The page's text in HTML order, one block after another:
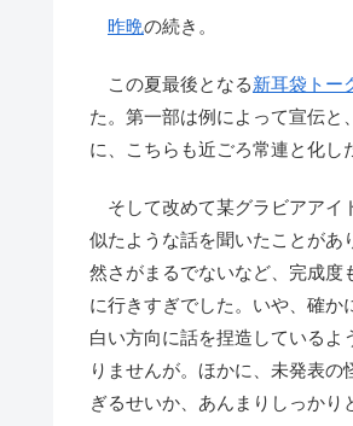
昨晩の続き。
この夏最後となる新耳袋 トー
た。第一部は例によって宣伝
に、こちらも近ごろ常連と化し
そして改めて某グラビアアイ
似たような話を聞いたことがあ
然さがまるでないなど、完成度
に行きすぎでした。いや、確
白い方向に話を捏造している
りませんが。ほかに、未発表
ぎるせいか、あんまりしっかり